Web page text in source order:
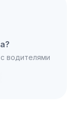
водителями